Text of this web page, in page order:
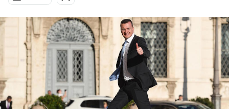
Economia
Sport
Altrecose
Mondiali calcio 2026
PODCAST